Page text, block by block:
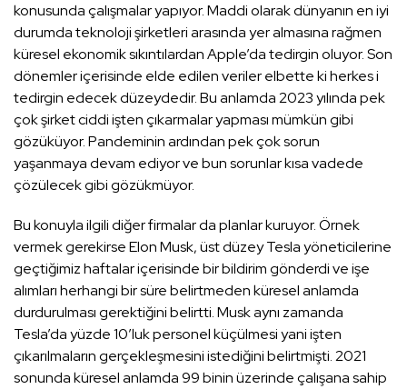
konusunda çalışmalar yapıyor. Maddi olarak dünyanın en iyi
durumda teknoloji şirketleri arasında yer almasına rağmen
küresel ekonomik sıkıntılardan Apple’da tedirgin oluyor. Son
dönemler içerisinde elde edilen veriler elbette ki herkes i
tedirgin edecek düzeydedir. Bu anlamda 2023 yılında pek
çok şirket ciddi işten çıkarmalar yapması mümkün gibi
gözüküyor. Pandeminin ardından pek çok sorun
yaşanmaya devam ediyor ve bun sorunlar kısa vadede
çözülecek gibi gözükmüyor.
Bu konuyla ilgili diğer firmalar da planlar kuruyor. Örnek
vermek gerekirse Elon Musk, üst düzey Tesla yöneticilerine
geçtiğimiz haftalar içerisinde bir bildirim gönderdi ve işe
alımları herhangi bir süre belirtmeden küresel anlamda
durdurulması gerektiğini belirtti. Musk aynı zamanda
Tesla’da yüzde 10’luk personel küçülmesi yani işten
çıkarılmaların gerçekleşmesini istediğini belirtmişti. 2021
sonunda küresel anlamda 99 binin üzerinde çalışana sahip